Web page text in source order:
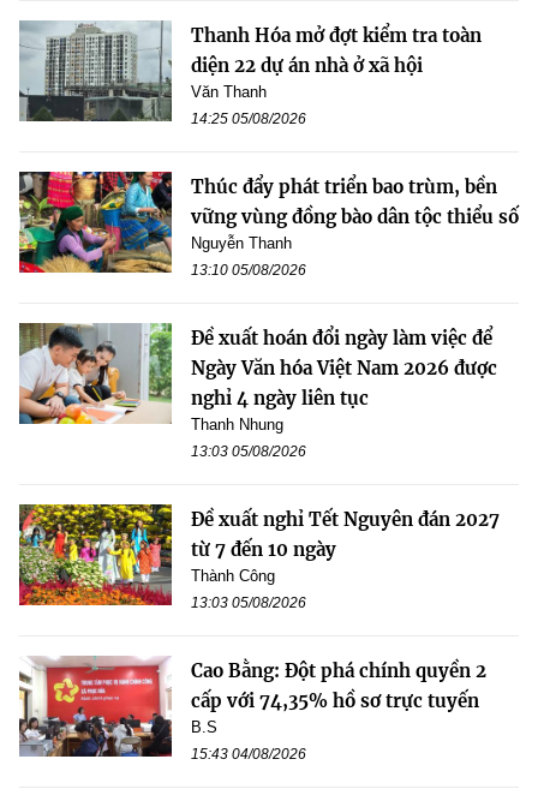
Thanh Hóa mở đợt kiểm tra toàn
diện 22 dự án nhà ở xã hội
Văn Thanh
14:25 05/08/2026
Thúc đẩy phát triển bao trùm, bền
vững vùng đồng bào dân tộc thiểu số
Nguyễn Thanh
13:10 05/08/2026
Đề xuất hoán đổi ngày làm việc để
Ngày Văn hóa Việt Nam 2026 được
nghỉ 4 ngày liên tục
Thanh Nhung
13:03 05/08/2026
Đề xuất nghỉ Tết Nguyên đán 2027
từ 7 đến 10 ngày
Thành Công
13:03 05/08/2026
Cao Bằng: Đột phá chính quyền 2
cấp với 74,35% hồ sơ trực tuyến
B.S
15:43 04/08/2026